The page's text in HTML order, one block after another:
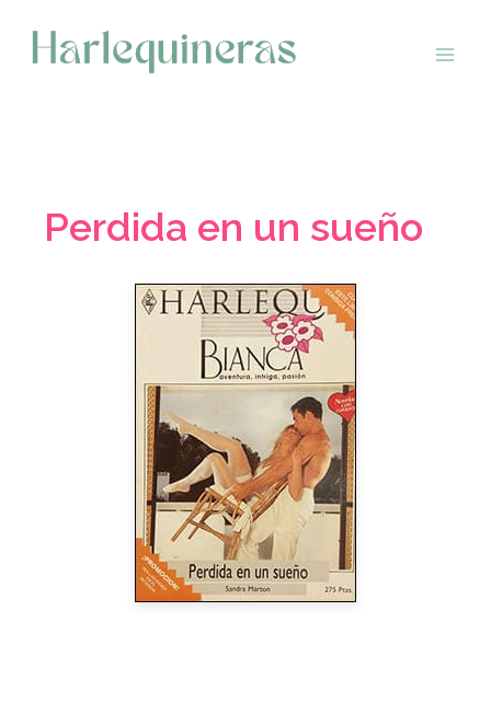
contenido
Perdida en un sueño